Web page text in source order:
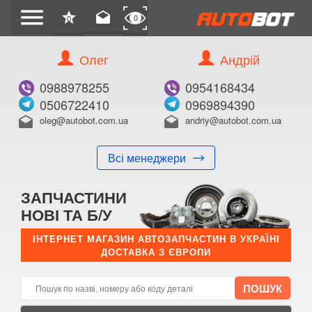
menu star
0 drafts 0
Олег
0988978255
0506722410
drafts oleg@autobot.com.ua
Всі менеджери
Андрій
0954168434
0969894390
drafts andriy@autobot.com.ua
ЗАПЧАСТИНИ
НОВІ ТА Б/У
ІНТЕРНЕТ МАГАЗИН АВТОЗАПЧАСТИН В УКРАЇНІ
ДОСТАВКА З ЄВРОПИ
КУПИТИ
Оригінальний номер:
Примітка:
E-mail:
Телефон: